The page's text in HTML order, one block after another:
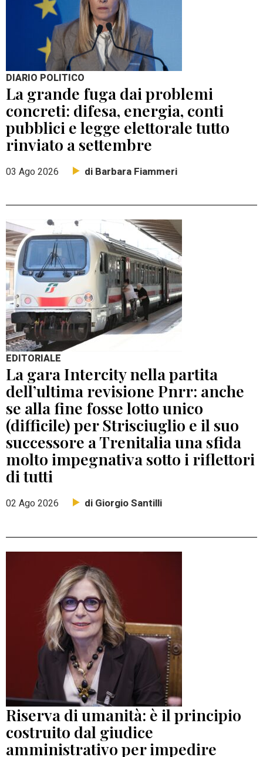
DIARIO POLITICO
La grande fuga dai problemi
concreti: difesa, energia, conti
pubblici e legge elettorale tutto
rinviato a settembre
03 Ago 2026 di Barbara Fiammeri
EDITORIALE
La gara Intercity nella partita
dell’ultima revisione Pnrr: anche
se alla fine fosse lotto unico
(difficile) per Strisciuglio e il suo
successore a Trenitalia una sfida
molto impegnativa sotto i riflettori
di tutti
02 Ago 2026 di Giorgio Santilli
Riserva di umanità: è il principio
costruito dal giudice
amministrativo per impedire